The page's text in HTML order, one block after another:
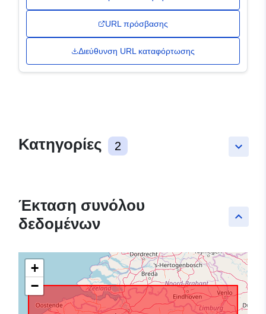
URL πρόσβασης
Διεύθυνση URL καταφόρτωσης
keyboard_arrow_down
Κατηγορίες 2
keyboard_arrow_up
Έκταση συνόλου
δεδομένων
+
−